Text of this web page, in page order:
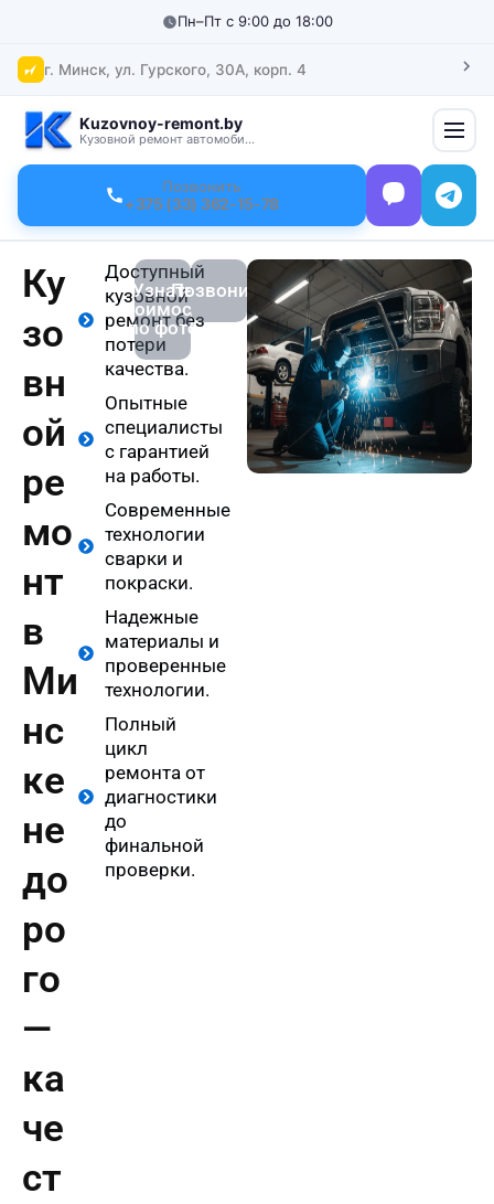
Пн–Пт с 9:00 до 18:00
г. Минск, ул. Гурского, 30А, корп. 4
Kuzovnoy-remont.by
Кузовной ремонт автомобилей
Позвонить
+375 (33) 362-15-78
содержимому
Ку
зо
вн
ой
ре
мо
нт
в
Ми
нс
ке
не
до
ро
го
—
ка
че
ст
Доступный
кузовной
ремонт без
потери
качества.
Опытные
специалисты
с гарантией
на работы.
Современные
технологии
сварки и
покраски.
Надежные
материалы и
проверенные
технологии.
Полный
цикл
ремонта от
диагностики
до
финальной
проверки.
Узнать
стоимость
по фото
Позвонить